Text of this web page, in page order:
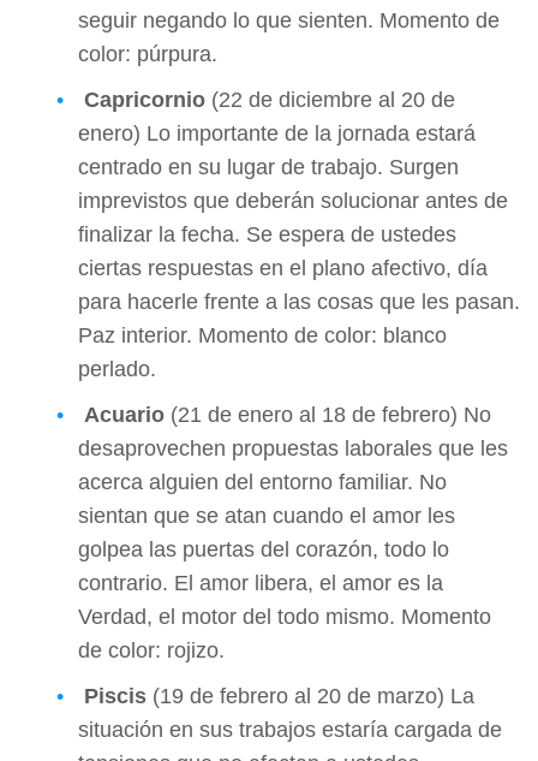
seguir negando lo que sienten. Momento de
color: púrpura.
Capricornio (22 de diciembre al 20 de
enero) Lo importante de la jornada estará
centrado en su lugar de trabajo. Surgen
imprevistos que deberán solucionar antes de
finalizar la fecha. Se espera de ustedes
ciertas respuestas en el plano afectivo, día
para hacerle frente a las cosas que les pasan.
Paz interior. Momento de color: blanco
perlado.
Acuario (21 de enero al 18 de febrero) No
desaprovechen propuestas laborales que les
acerca alguien del entorno familiar. No
sientan que se atan cuando el amor les
golpea las puertas del corazón, todo lo
contrario. El amor libera, el amor es la
Verdad, el motor del todo mismo. Momento
de color: rojizo.
Piscis (19 de febrero al 20 de marzo) La
situación en sus trabajos estaría cargada de